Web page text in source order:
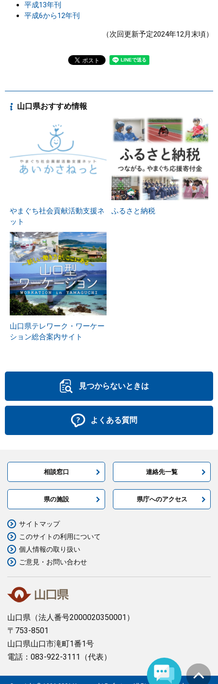
平成13年刊
平成6から12年刊
（次回更新予定2024年12月末頃）
山口県おすすめ情報
やまぐち社会貢献活動支援ネ
ット
ふるさと納税
山口県テレワーク・ワーケー
ション総合案内サイト
見つからないときは
よくある質問
相談窓口 連絡先一覧
県の施設 県庁へのアクセス
山口県 （法人番号2000020350001）
〒753-8501
山口県山口市滝町1番1号
電話：083-922-3111（代表）
サイトマップ
このサイトの利用について
個人情報の取り扱い
ご意見・お問い合わせ